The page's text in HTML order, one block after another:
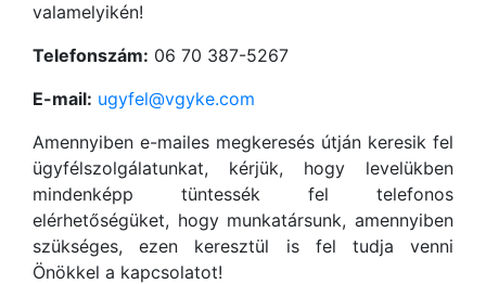
valamelyikén!
Telefonszám: 06 70 387-5267
E-mail: ugyfel@vgyke.com
Amennyiben e-mailes megkeresés útján keresik fel
ügyfélszolgálatunkat, kérjük, hogy levelükben
mindenképp tüntessék fel telefonos
elérhetőségüket, hogy munkatársunk, amennyiben
szükséges, ezen keresztül is fel tudja venni
Önökkel a kapcsolatot!